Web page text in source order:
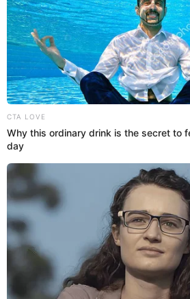
16 Oct 2021 | 17:02 h
The Beatles: get back: Este es
del documental de la banda
Disney [VIDEO]
Bajo el título de ‘El regreso de The
deslumbrar con un viaje al pasado y
en vivo de la banda legendaria.
Espectáculos El Popular